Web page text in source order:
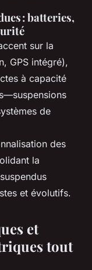
: batteries,
sur la
GPS intégré),
à capacité
de
des
la
et évolutifs.
et
tout